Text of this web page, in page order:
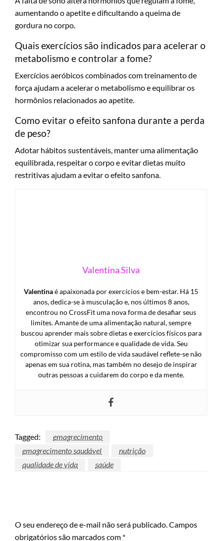
aumentando o apetite e dificultando a queima de
gordura no corpo.
Quais exercícios são indicados para acelerar o
metabolismo e controlar a fome?
Exercícios aeróbicos combinados com treinamento de
força ajudam a acelerar o metabolismo e equilibrar os
hormônios relacionados ao apetite.
Como evitar o efeito sanfona durante a perda
de peso?
Adotar hábitos sustentáveis, manter uma alimentação
equilibrada, respeitar o corpo e evitar dietas muito
restritivas ajudam a evitar o efeito sanfona.
Valentina Silva
Valentinaé apaixonada por exercícios e bem-estar. Há 15
anos, dedica-se à musculação e, nos últimos 8 anos,
encontrou no CrossFit uma nova forma de desafiar seus
limites. Amante de uma alimentação natural, sempre
buscou aprender mais sobre dietas e exercícios físicos para
otimizar sua performance e qualidade de vida. Seu
compromisso com um estilo de vida saudável reflete-se não
apenas em sua rotina, mas também no desejo de inspirar
outras pessoas a cuidarem do corpo e da mente.
Tagged:
emagrecimento
emagrecimento saudável
nutrição
qualidade de vida
saúde
O seu endereço de e-mail não será publicado. Campos
obrigatórios são marcados com *